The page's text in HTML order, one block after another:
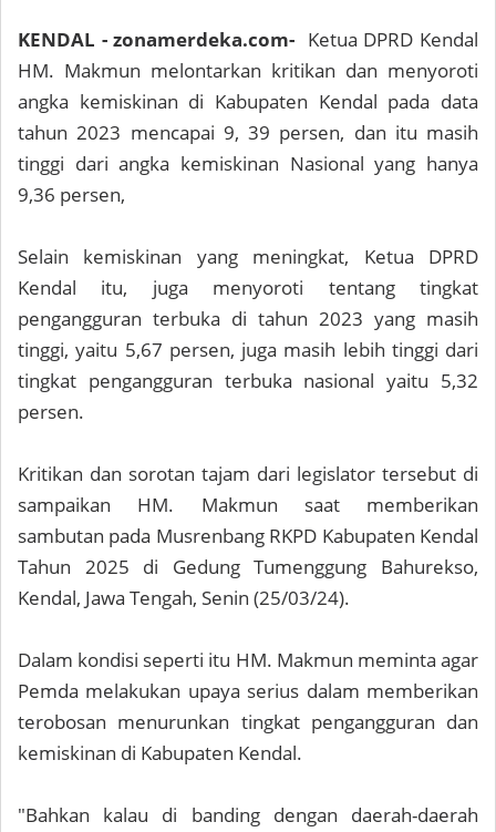
KENDAL - zonamerdeka.com- Ketua DPRD Kendal
HM. Makmun melontarkan kritikan dan menyoroti
angka kemiskinan di Kabupaten Kendal pada data
tahun 2023 mencapai 9, 39 persen, dan itu masih
tinggi dari angka kemiskinan Nasional yang hanya
9,36 persen,
Selain kemiskinan yang meningkat, Ketua DPRD
Kendal itu, juga menyoroti tentang tingkat
pengangguran terbuka di tahun 2023 yang masih
tinggi, yaitu 5,67 persen, juga masih lebih tinggi dari
tingkat pengangguran terbuka nasional yaitu 5,32
persen.
Kritikan dan sorotan tajam dari legislator tersebut di
sampaikan HM. Makmun saat memberikan
sambutan pada Musrenbang RKPD Kabupaten Kendal
Tahun 2025 di Gedung Tumenggung Bahurekso,
Kendal, Jawa Tengah, Senin (25/03/24).
Dalam kondisi seperti itu HM. Makmun meminta agar
Pemda melakukan upaya serius dalam memberikan
terobosan menurunkan tingkat pengangguran dan
kemiskinan di Kabupaten Kendal.
"Bahkan kalau di banding dengan daerah-daerah